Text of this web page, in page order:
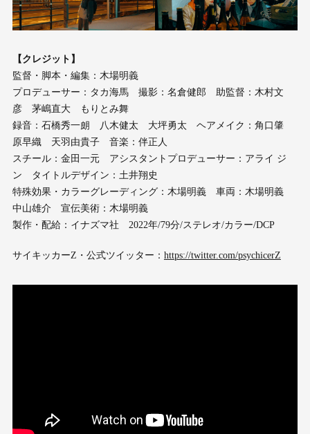
【クレジット】
監督・脚本・編集：木場明義
プロデューサー：タカ海馬 撮影：名倉健郎 助監督：木村文
彦 茅嶋直大 もりとみ舞
録音：石橋秀一朗 八木健太 大坪勇太 ヘアメイク：角口肇
原早織 天羽由貴子 音楽：伴正人
スチール：金田一元 アシスタントプロデューサー：アライ ジ
ン タイトルデザイン：土井翔史
特殊効果・カラーグレーディング：木場明義 車両：木場明義
中山雄介 宣伝美術：木場明義
製作・配給：イナズマ社 2022年/79分/ステレオ/カラー/DCP
サイキッカーZ・公式ツイッター： https://twitter.com/psychicerZ